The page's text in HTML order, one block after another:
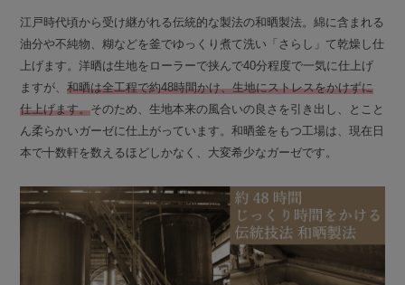
江戸時代頃から受け継がれる伝統的な製法の和晒製法。綿に含まれる
油分や不純物、糊などを釜でゆっくり煮て洗い「さらし」て乾燥し仕
上げます。洋晒は生地をローラーで挟んで40分程度で一気に仕上げ
ますが、和晒は全工程で約48時間かけ、生地にストレスをかけずに
仕上げます。そのため、生地本来の風合いの良さを引き出し、とこと
ん柔らかいガーゼに仕上がっています。和晒釜をもつ工場は、現在日
本で十数軒を数えるほどしかなく、大変希少なガーゼです。